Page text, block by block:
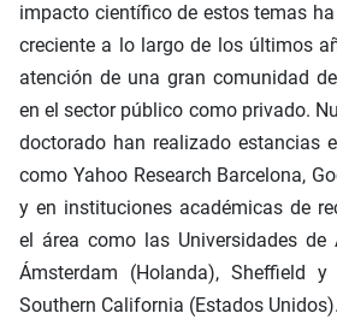
impacto científico de estos temas
creciente a lo largo de los últimos
atención de una gran comunidad
en el sector público como privado.
doctorado han realizado estancias
como Yahoo Research Barcelona,
y en instituciones académicas de
el área como las Universidades de
Ámsterdam (Holanda), Sheffield y
Southern California (Estados Unidos).